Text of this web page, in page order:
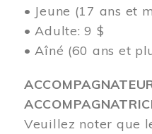
• Jeune (17 ans et
• Adulte: 9 $
• Aîné (60 ans et
Veuillez noter que